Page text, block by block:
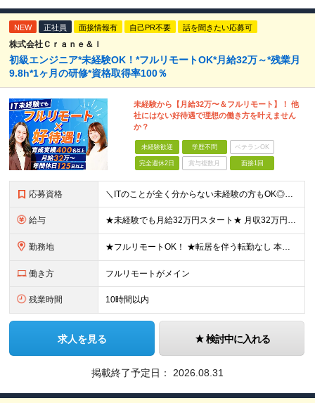
NEW 正社員 面接情報有 自己PR不要 話を聞きたい応募可
株式会社Ｃｒａｎｅ＆Ｉ
初級エンジニア*未経験OK！*フルリモートOK*月給32万～*残業月
9.8h*1ヶ月の研修*資格取得率100％
未経験から【月給32万〜＆フルリモート】！ 他
社にはない好待遇で理想の働き方を叶えません
か？
未経験歓迎 学歴不問 ベテランOK
完全週休2日 賞与複数月 面接1回
応募資格 ＼ITのことが全く分からない未経験の方もOK◎／≪ポテンシャル採用実施中≫ ★未経験OK！フリータからの正社員デビューもOK！ ★学歴不問 ≪こんな方にピッタリです！≫ ◎未経験から本気でエンジニア
給与 ★未経験でも月給32万円スタート★ 月収32万円～35万円＋各種手当（資格手当だけで毎月15万の上乗せ実績あり！） ★資格手当豊富！1資格につき最大3万円支給 ★功績手当の導入で、毎月のお給与に上乗
勤務地 ★フルリモートOK！ ★転居を伴う転勤なし 本社またはプロジェクト先にて勤務いただきます！ ※プロジェクト先は一都三県及び23区内がメイン 【本社】 東京都新宿区神楽坂1-2 研究社英語センタービ
働き方 フルリモートがメイン
残業時間 10時間以内
求人を見る 検討中に入れる
掲載終了予定日： 2026.08.31